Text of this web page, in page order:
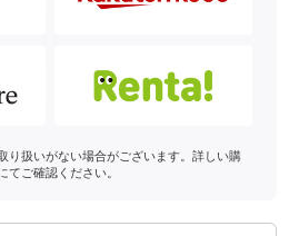
り扱いがない場合がございます。詳しい購
てご確認ください。